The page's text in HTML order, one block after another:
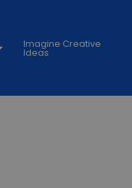
Imagine Creative
Ideas